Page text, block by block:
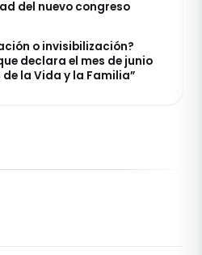
del nuevo congreso
o invisibilización?
declara el mes de junio
de la Vida y la Familia”